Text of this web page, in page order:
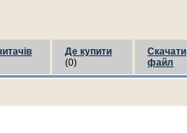
Де купити
(0)
Скачати
файл